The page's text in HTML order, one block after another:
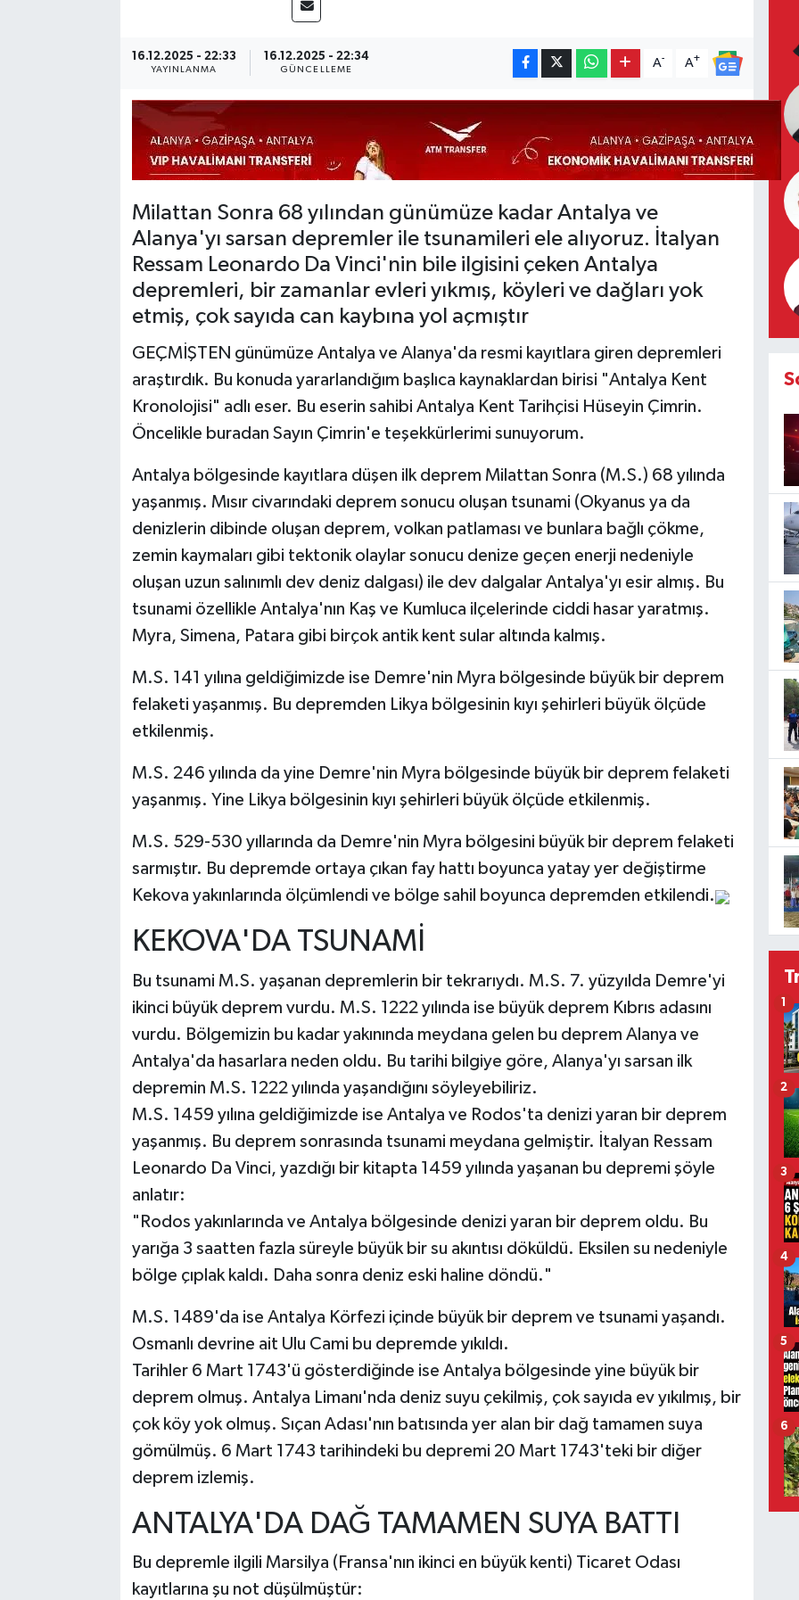
16.12.2025 - 22:33
YAYINLANMA
16.12.2025 - 22:34
GÜNCELLEME
A- A+
Milattan Sonra 68 yılından günümüze kadar Antalya ve
Alanya'yı sarsan depremler ile tsunamileri ele alıyoruz. İtalyan
Ressam Leonardo Da Vinci'nin bile ilgisini çeken Antalya
depremleri, bir zamanlar evleri yıkmış, köyleri ve dağları yok
etmiş, çok sayıda can kaybına yol açmıştır
GEÇMİŞTEN günümüze Antalya ve Alanya'da resmi kayıtlara giren depremleri
araştırdık. Bu konuda yararlandığım başlıca kaynaklardan birisi "Antalya Kent
Kronolojisi" adlı eser. Bu eserin sahibi Antalya Kent Tarihçisi Hüseyin Çimrin.
Öncelikle buradan Sayın Çimrin'e teşekkürlerimi sunuyorum.
Antalya bölgesinde kayıtlara düşen ilk deprem Milattan Sonra (M.S.) 68 yılında
yaşanmış. Mısır civarındaki deprem sonucu oluşan tsunami (Okyanus ya da
denizlerin dibinde oluşan deprem, volkan patlaması ve bunlara bağlı çökme,
zemin kaymaları gibi tektonik olaylar sonucu denize geçen enerji nedeniyle
oluşan uzun salınımlı dev deniz dalgası) ile dev dalgalar Antalya'yı esir almış. Bu
tsunami özellikle Antalya'nın Kaş ve Kumluca ilçelerinde ciddi hasar yaratmış.
Myra, Simena, Patara gibi birçok antik kent sular altında kalmış.
M.S. 141 yılına geldiğimizde ise Demre'nin Myra bölgesinde büyük bir deprem
felaketi yaşanmış. Bu depremden Likya bölgesinin kıyı şehirleri büyük ölçüde
etkilenmiş.
M.S. 246 yılında da yine Demre'nin Myra bölgesinde büyük bir deprem felaketi
yaşanmış. Yine Likya bölgesinin kıyı şehirleri büyük ölçüde etkilenmiş.
M.S. 529-530 yıllarında da Demre'nin Myra bölgesini büyük bir deprem felaketi
sarmıştır. Bu depremde ortaya çıkan fay hattı boyunca yatay yer değiştirme
Kekova yakınlarında ölçümlendi ve bölge sahil boyunca depremden etkilendi.
KEKOVA'DA TSUNAMİ
Bu tsunami M.S. yaşanan depremlerin bir tekrarıydı. M.S. 7. yüzyılda Demre'yi
ikinci büyük deprem vurdu. M.S. 1222 yılında ise büyük deprem Kıbrıs adasını
vurdu. Bölgemizin bu kadar yakınında meydana gelen bu deprem Alanya ve
Antalya'da hasarlara neden oldu. Bu tarihi bilgiye göre, Alanya'yı sarsan ilk
depremin M.S. 1222 yılında yaşandığını söyleyebiliriz.
M.S. 1459 yılına geldiğimizde ise Antalya ve Rodos'ta denizi yaran bir deprem
yaşanmış. Bu deprem sonrasında tsunami meydana gelmiştir. İtalyan Ressam
Leonardo Da Vinci, yazdığı bir kitapta 1459 yılında yaşanan bu depremi şöyle
anlatır:
"Rodos yakınlarında ve Antalya bölgesinde denizi yaran bir deprem oldu. Bu
yarığa 3 saatten fazla süreyle büyük bir su akıntısı döküldü. Eksilen su nedeniyle
bölge çıplak kaldı. Daha sonra deniz eski haline döndü."
M.S. 1489'da ise Antalya Körfezi içinde büyük bir deprem ve tsunami yaşandı.
Osmanlı devrine ait Ulu Cami bu depremde yıkıldı.
Tarihler 6 Mart 1743'ü gösterdiğinde ise Antalya bölgesinde yine büyük bir
deprem olmuş. Antalya Limanı'nda deniz suyu çekilmiş, çok sayıda ev yıkılmış, bir
çok köy yok olmuş. Sıçan Adası'nın batısında yer alan bir dağ tamamen suya
gömülmüş. 6 Mart 1743 tarihindeki bu depremi 20 Mart 1743'teki bir diğer
deprem izlemiş.
ANTALYA'DA DAĞ TAMAMEN SUYA BATTI
Bu depremle ilgili Marsilya (Fransa'nın ikinci en büyük kenti) Ticaret Odası
kayıtlarına şu not düşülmüştür:
1
2
3
4
5
6